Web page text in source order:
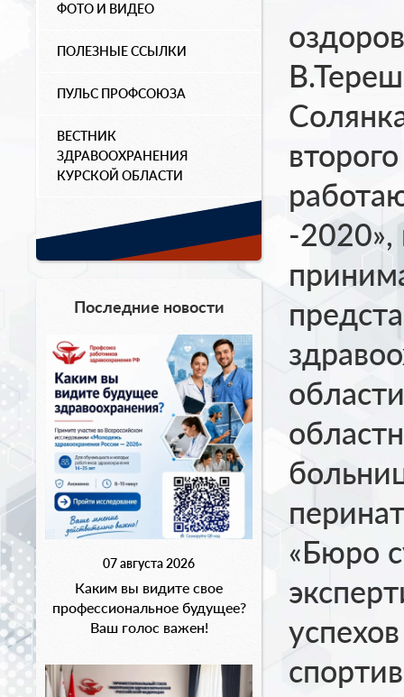
ФОТО И ВИДЕО
ПОЛЕЗНЫЕ ССЫЛКИ
ПУЛЬС ПРОФСОЮЗА
ВЕСТНИК
ЗДРАВООХРАНЕНИЯ
КУРСКОЙ ОБЛАСТИ
Последние новости
07 августа 2026
Каким вы видите свое
профессиональное будущее?
Ваш голос важен!
-2020»,
«Бюро